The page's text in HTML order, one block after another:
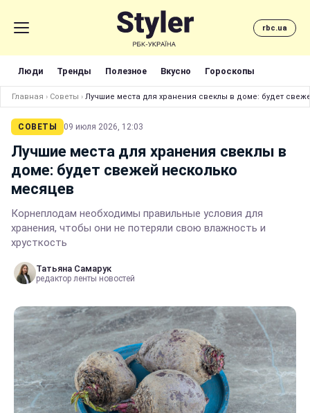
rbc.ua
Люди Тренды Полезное Вкусно Гороскопы
Главная › Советы › Лучшие места для хранения свеклы в доме: будет
СОВЕТЫ 09 июля 2026, 12:03
Лучшие места для хранения свеклы в
доме: будет свежей несколько
месяцев
Корнеплодам необходимы правильные условия для
хранения, чтобы они не потеряли свою влажность и
хрусткость
Татьяна Самарук
редактор ленты новостей